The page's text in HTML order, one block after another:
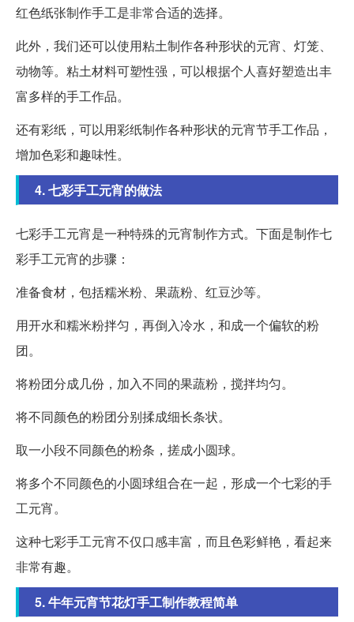
红色纸张制作手工是非常合适的选择。
此外，我们还可以使用粘土制作各种形状的元宵、灯笼、
动物等。粘土材料可塑性强，可以根据个人喜好塑造出丰
富多样的手工作品。
还有彩纸，可以用彩纸制作各种形状的元宵节手工作品，
增加色彩和趣味性。
4. 七彩手工元宵的做法
七彩手工元宵是一种特殊的元宵制作方式。下面是制作七
彩手工元宵的步骤：
准备食材，包括糯米粉、果蔬粉、红豆沙等。
用开水和糯米粉拌匀，再倒入冷水，和成一个偏软的粉
团。
将粉团分成几份，加入不同的果蔬粉，搅拌均匀。
将不同颜色的粉团分别揉成细长条状。
取一小段不同颜色的粉条，搓成小圆球。
将多个不同颜色的小圆球组合在一起，形成一个七彩的手
工元宵。
这种七彩手工元宵不仅口感丰富，而且色彩鲜艳，看起来
非常有趣。
5. 牛年元宵节花灯手工制作教程简单